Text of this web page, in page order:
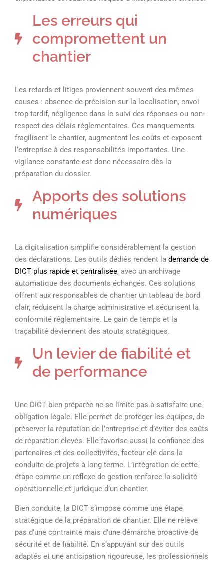
Les erreurs qui
compromettent un
chantier
Les retards et litiges proviennent souvent des mêmes
causes : absence de précision sur la localisation, envoi
trop tardif, négligence dans le suivi des réponses ou non-
respect des délais réglementaires. Ces manquements
fragilisent le chantier, augmentent les coûts et exposent
l’entreprise à des responsabilités importantes. Une
vigilance constante est donc nécessaire dès la
préparation du dossier.
Apports des solutions
numériques
La digitalisation simplifie considérablement la gestion
des déclarations. Les outils dédiés rendent la demande de
DICT plus rapide et centralisée, avec un archivage
automatique des documents échangés. Ces solutions
offrent aux responsables de chantier un tableau de bord
clair, réduisent la charge administrative et sécurisent la
conformité réglementaire. Le gain de temps et la
traçabilité deviennent des atouts stratégiques.
Un levier de fiabilité et
de performance
Une DICT bien préparée ne se limite pas à satisfaire une
obligation légale. Elle permet de protéger les équipes, de
préserver la réputation de l’entreprise et d’éviter des coûts
de réparation élevés. Elle favorise aussi la confiance des
partenaires et des collectivités, facteur clé dans la
conduite de projets à long terme. L’intégration de cette
étape comme un réflexe de gestion renforce la solidité
opérationnelle et juridique d’un chantier.
Bien conduite, la DICT s’impose comme une étape
stratégique de la préparation de chantier. Elle ne relève
pas d’une contrainte mais d’une démarche proactive de
sécurité et de fiabilité. En s’appuyant sur des outils
adaptés et une anticipation rigoureuse, les professionnels